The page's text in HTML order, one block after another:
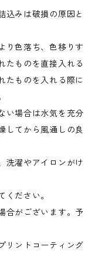
みは破損の原因と
り色落ち、色移りす
たものを直接入れる
たものを入れる際に
い場合は水気を充分
してから風通しの良
洗濯やアイロンがけ
ださい。
合がございます。予
リントコーティング